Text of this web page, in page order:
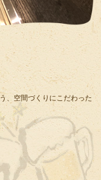
、空間づくりにこだわった